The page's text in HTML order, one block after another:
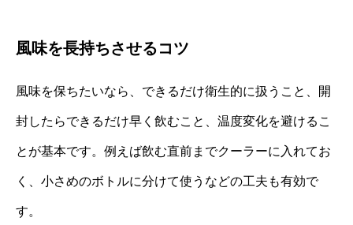
風味を長持ちさせるコツ
風味を保ちたいなら、できるだけ衛生的に扱うこと、開
封したらできるだけ早く飲むこと、温度変化を避けるこ
とが基本です。例えば飲む直前までクーラーに入れてお
く、小さめのボトルに分けて使うなどの工夫も有効で
す。